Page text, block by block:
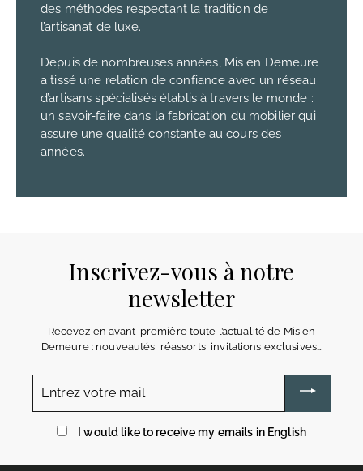
des méthodes respectant la tradition de
l’artisanat de luxe.
Depuis de nombreuses années, Mis en Demeure
a tissé une relation de confiance avec un réseau
d’artisans spécialisés établis à travers le monde :
un savoir-faire dans la fabrication du mobilier qui
assure une qualité constante au cours des
années.
Inscrivez-vous à notre
newsletter
Recevez en avant-première toute l’actualité de Mis en
Demeure : nouveautés, réassorts, invitations exclusives…
I would like to receive my emails in English